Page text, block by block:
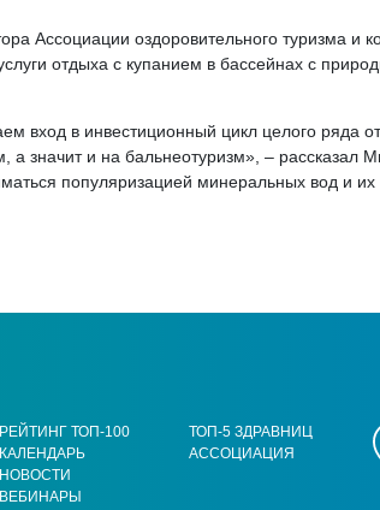
Ассоциации оздоровительного туризма
отдыха с купанием в бассейнах с
в инвестиционный цикл целого ряда
а значит и на бальнеотуризм», –
популяризацией минеральных вод и их
РЕЙТИНГ ТОП-100
КАЛЕНДАРЬ
НОВОСТИ
ВЕБИНАРЫ
ТОП-5 ЗДРАВНИЦ
АССОЦИАЦИЯ